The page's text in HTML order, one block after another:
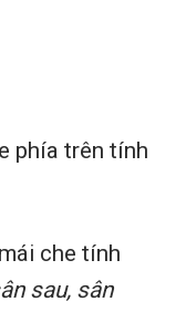
phía trên tính
che tính
sau, sân